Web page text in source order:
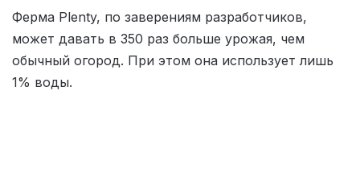
Ферма Plenty, по заверениям разработчиков,
может давать в 350 раз больше урожая, чем
обычный огород. При этом она использует лишь
1% воды.